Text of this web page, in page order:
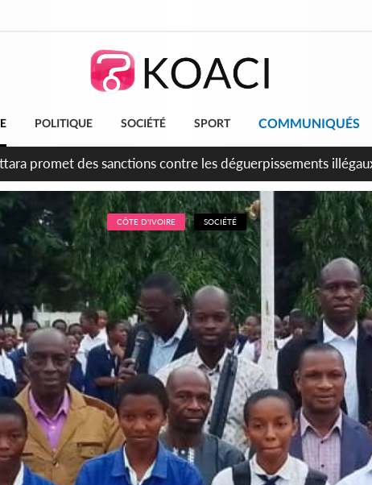
POLITIQUE SOCIÉTÉ SPORT COMMUNIQUÉS
de l'indépendance, Alassane Ouattara promet
pour une nation plus forte et plus prospère
CÔTE D'IVOIRE SOCIÉTÉ